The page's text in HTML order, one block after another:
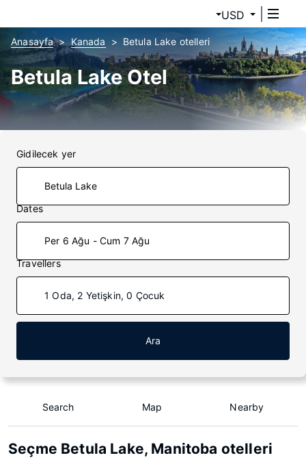
USD
Anasayfa Kanada Betula Lake otelleri
Betula Lake Otel
Gidilecek yer
Dates
Per 6 Ağu - Cum 7 Ağu
Travellers
1 Oda, 2 Yetişkin, 0 Çocuk
Ara
Search Map Nearby
Seçme Betula Lake, Manitoba otelleri